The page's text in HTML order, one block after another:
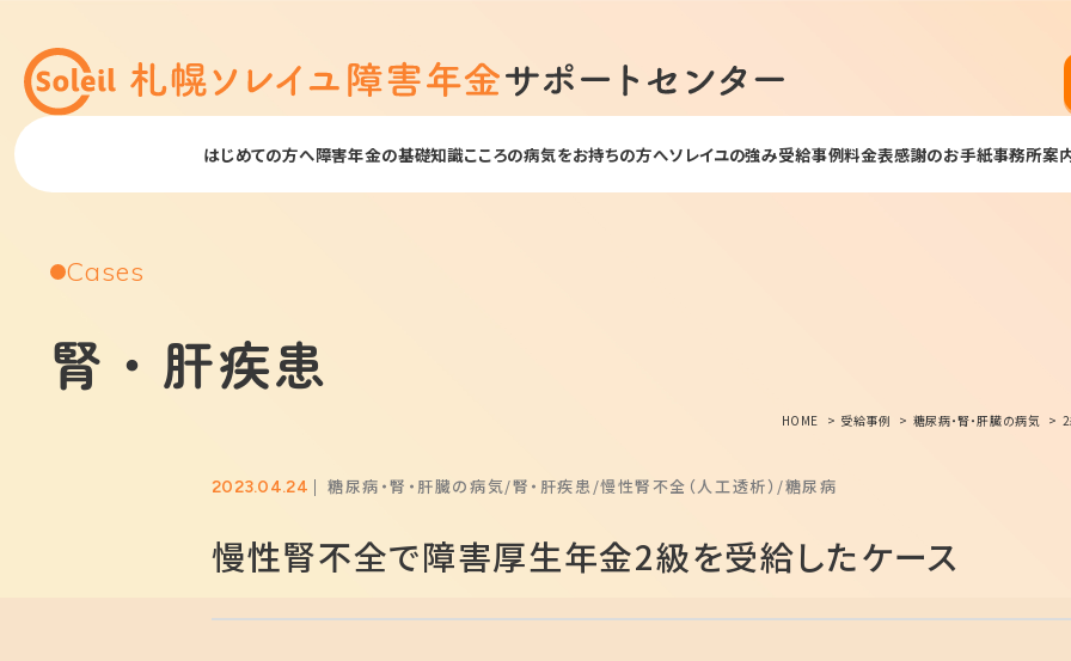
はじめての方へ障害年金の基礎知識こころの病気をお持ちの方へソレイユの強み受給事例料金表感謝のお手紙事務所案
Cases
腎・肝疾患
HOME 受給事例 糖尿病・腎・肝臓の病気
2023.04.24 糖尿病・腎・肝臓の病気 腎・肝疾患 慢性腎不全（人工透析） 糖尿病
慢性腎不全で障害厚生年金2級を受給したケース